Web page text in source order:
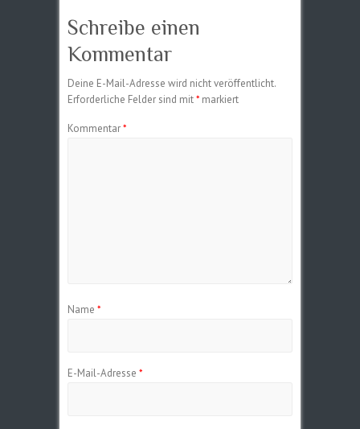
Schreibe einen
Kommentar
Deine E-Mail-Adresse wird nicht veröffentlicht.
Erforderliche Felder sind mit* markiert
Kommentar*
Name *
E-Mail-Adresse *